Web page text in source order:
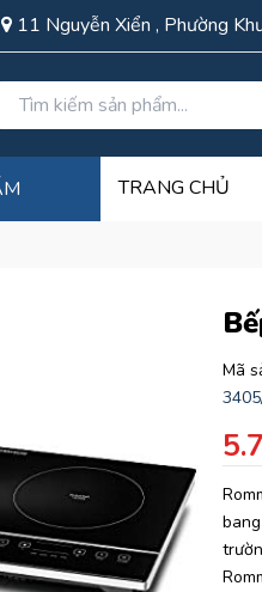
11 Nguyễn Xiển , Phường
TRANG CHỦ
Mã